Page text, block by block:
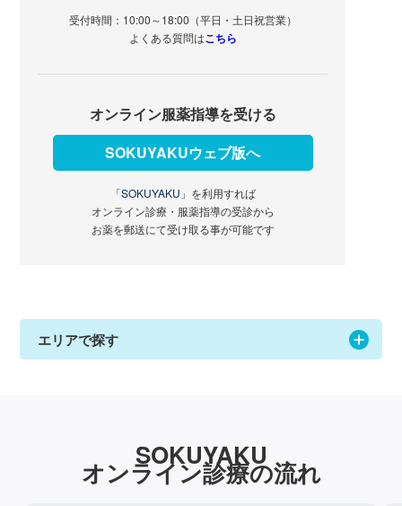
受付時間：10:00～18:00（平日・土日祝営業）
よくある質問はこちら
オンライン服薬指導を受ける
SOKUYAKUウェブ版へ
「SOKUYAKU」 を利用すれば
オンライン診療・服薬指導の受診から
お薬を郵送にて受け取る事が可能です
エリアで探す
SOKUYAKU
オンライン診療の流れ